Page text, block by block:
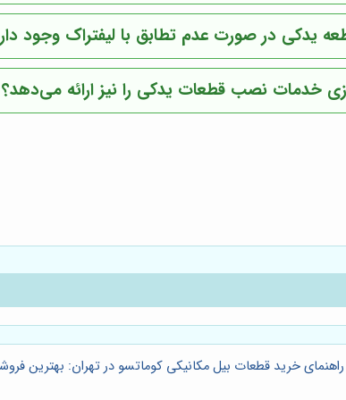
یدکی در صورت عدم تطابق با لیفتراک وجود
خدمات نصب قطعات یدکی را نیز ارائه می‌دهد؟
راهنمای خرید قطعات بیل مکانیکی کوماتسو در تهران: بهترین